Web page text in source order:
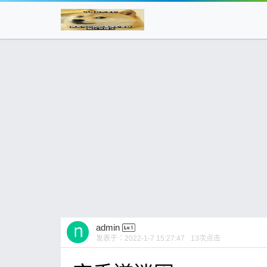
admin
发表于： 2022-1-7 15:27:47 13次点击